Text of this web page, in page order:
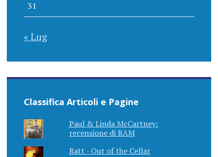
31
« Lug
Classifica Articoli e Pagine
Paul & Linda McCartney:
recensione di RAM
Ratt - Out of the Cellar